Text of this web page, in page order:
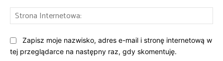
Zapisz moje nazwisko, adres e-mail i stronę internetową w
tej przeglądarce na następny raz, gdy skomentuję.